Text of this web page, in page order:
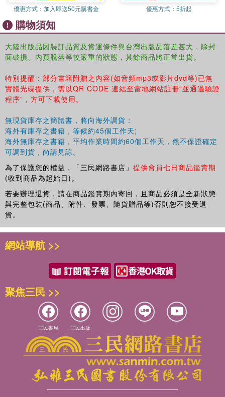
優惠方式： 加入即送50元購書金 優惠方式： 5折起
購物須知
大陸出版品因裝訂品質及貨運條件與台灣出版品落差甚大，除封
面破損、內頁脫落等較嚴重的狀態，其餘商品將正常出貨。
特別提醒：部分書籍附贈之內容(如音頻mp3或影片dvd等)已無
實體光碟提供，需以QR CODE 連結至當地網站註冊“並通過驗證
程序”，方可下載使用。
無現貨庫存之簡體書，將向海外調貨：
海外有庫存之書籍，等候約45個工作天;
海外無庫存之書籍，平均作業時間約60個工作天，然不保證確定
可調到貨，尚請見諒。
為了保護您的權益，「三民網路書店」 提供會員七日商品鑑賞期
(收到商品為起始日)。
若要辦理退貨，請在商品鑑賞期內寄回，且商品必須是全新狀態
與完整包裝(商品、附件、發票、隨貨贈品等)否則恕不接受退
貨。
網站導航 >>
聚焦三民 >>
三民書局 三民出版